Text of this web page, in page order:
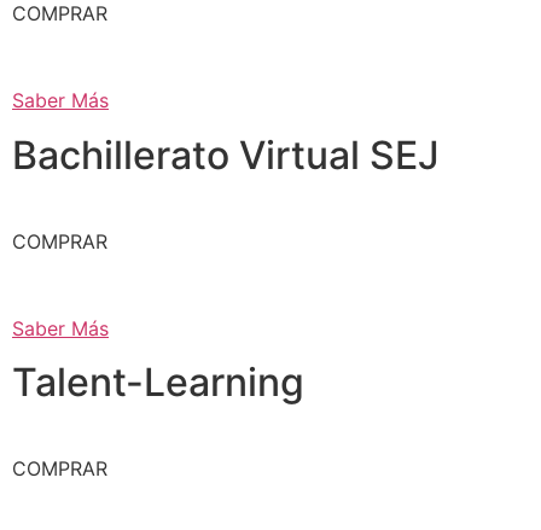
COMPRAR
Saber Más
Bachillerato Virtual SEJ
COMPRAR
Saber Más
Talent-Learning
COMPRAR